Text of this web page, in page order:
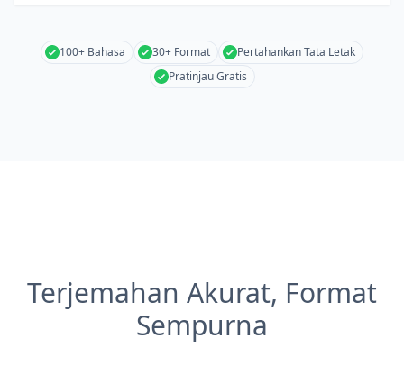
100+ Bahasa 30+ Format
Pertahankan Tata Letak
Pratinjau Gratis
Terjemahan Akurat, Format
Sempurna